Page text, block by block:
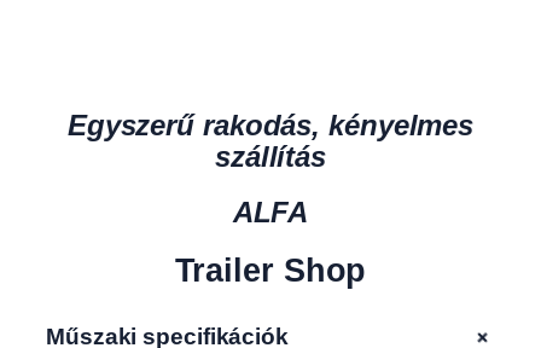
Egyszerű rakodás, kényelmes
szállítás
ALFA
Trailer Shop
Műszaki specifikációk +